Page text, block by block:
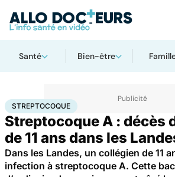
Santé Bien-être
AccueilSantéMaladies Maladies infectieuses
STREPTOCOQUE
Streptocoque A : décès
de 11 ans dans les
Dans les Landes, un collégien de 11
infection à streptocoque A. Cette